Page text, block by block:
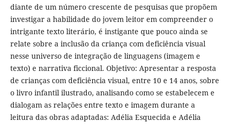
diante de um número crescente de pesquisas que propõem
investigar a habilidade do jovem leitor em compreender o
intrigante texto literário, é instigante que pouco ainda se
relate sobre a inclusão da criança com deficiência visual
nesse universo de integração de linguagens (imagem e
texto) e narrativa ficcional. Objetivo: Apresentar a resposta
de crianças com deficiência visual, entre 10 e 14 anos, sobre
o livro infantil ilustrado, analisando como se estabelecem e
dialogam as relações entre texto e imagem durante a
leitura das obras adaptadas: Adélia Esquecida e Adélia